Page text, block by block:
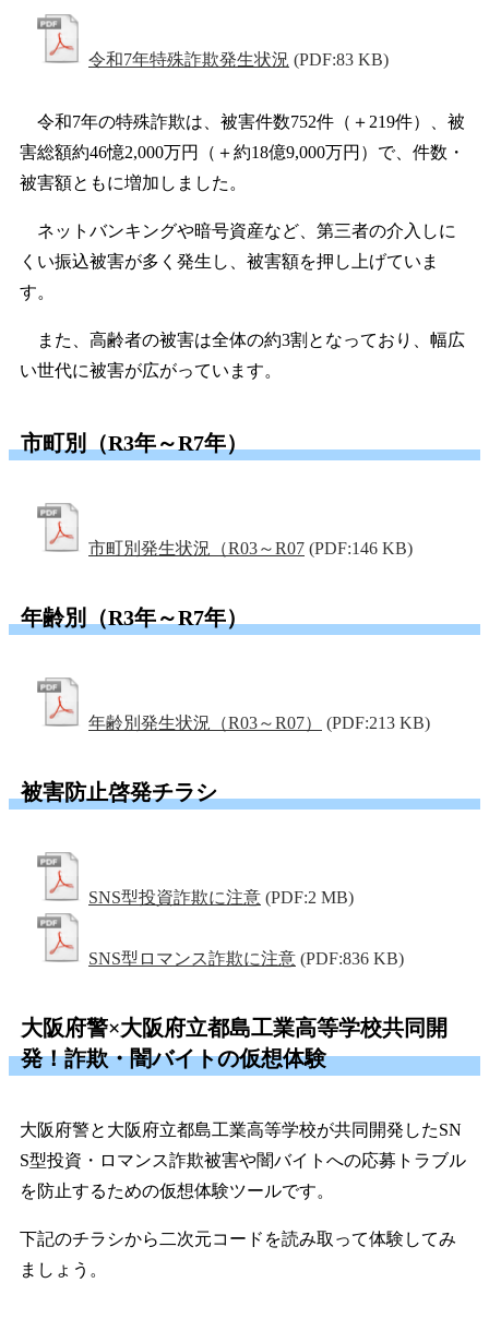
令和7年特殊詐欺発生状況 (PDF:83 KB)
令和7年の特殊詐欺は、被害件数752件（＋219件）、被
害総額約46憶2,000万円（＋約18億9,000万円）で、件数・
被害額ともに増加しました。
ネットバンキングや暗号資産など、第三者の介入しに
くい振込被害が多く発生し、被害額を押し上げていま
す。
また、高齢者の被害は全体の約3割となっており、幅広
い世代に被害が広がっています。
市町別（R3年～R7年）
市町別発生状況（R03～R07 (PDF:146 KB)
年齢別（R3年～R7年）
年齢別発生状況（R03～R07） (PDF:213 KB)
被害防止啓発チラシ
SNS型投資詐欺に注意 (PDF:2 MB)
SNS型ロマンス詐欺に注意 (PDF:836 KB)
大阪府警×大阪府立都島工業高等学校共同開
発！詐欺・闇バイトの仮想体験
大阪府警と大阪府立都島工業高等学校が共同開発したSN
S型投資・ロマンス詐欺被害や闇バイトへの応募トラブル
を防止するための仮想体験ツールです。
下記のチラシから二次元コードを読み取って体験してみ
ましょう。